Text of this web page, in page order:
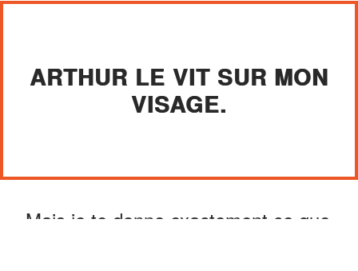
ARTHUR LE VIT SUR MON
VISAGE.
« Mais je te donne exactement ce que